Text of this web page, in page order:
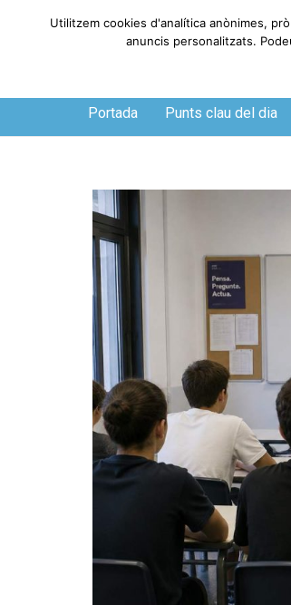
Dimecres, 5 de agosto de 2026
Portada Punts clau del dia
Utilitzem cookies d'analítica anònimes,
anuncis personalitzats.